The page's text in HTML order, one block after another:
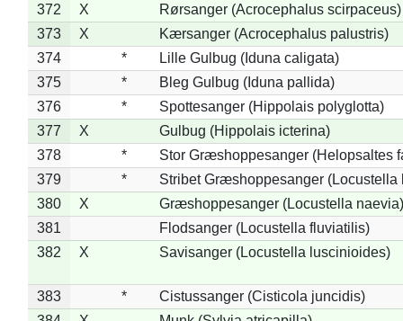
372
X
Rørsanger (Acrocephalus scirpaceus)
373
X
Kærsanger (Acrocephalus palustris)
374
*
Lille Gulbug (Iduna caligata)
375
*
Bleg Gulbug (Iduna pallida)
376
*
Spottesanger (Hippolais polyglotta)
377
X
Gulbug (Hippolais icterina)
378
*
Stor Græshoppesanger (Helopsaltes
379
*
Stribet Græshoppesanger (Locustella
380
X
Græshoppesanger (Locustella naevia)
381
Flodsanger (Locustella fluviatilis)
382
X Savisanger (Locustella luscinioides)
383 *
Cistussanger (Cisticola juncidis)